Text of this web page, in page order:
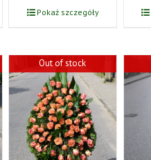
Pokaż szczegóły
Out of stock